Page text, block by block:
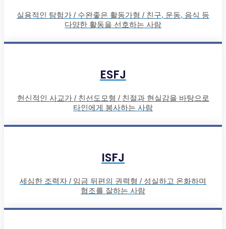
실용적인 탐험가 / 수완좋은 활동가형 / 친구, 운동, 음식 등
다양한 활동을 선호하는 사람
ESFJ
헌신적인 사교가 / 친선도모형 / 친절과 현실감을 바탕으로
타인에게 봉사하는 사람
ISFJ
세심한 조력자 / 임금 뒤편의 권력형 / 성실하고 온화하며
협조를 잘하는 사람